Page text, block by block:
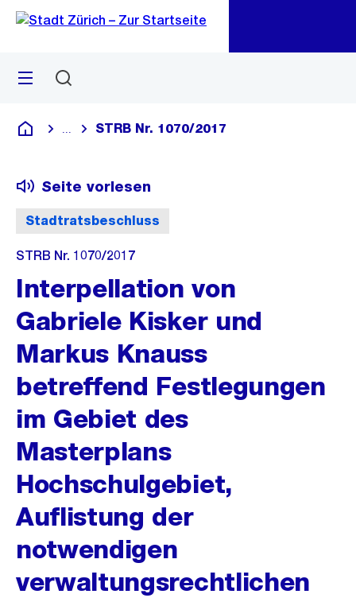
Navigation
Sprunglink
Menü
Deutsch
Blende alle Breadcrumbs ein
STRB Nr. 1070/2017
Stadtratsbeschluss
Seite vorlesen
STRB Nr. 1070/2017
Interpellation von
Gabriele Kisker und
Markus Knauss
betreffend Festlegungen
im Gebiet des
Masterplans
Hochschulgebiet,
Auflistung der
notwendigen
verwaltungsrechtlichen